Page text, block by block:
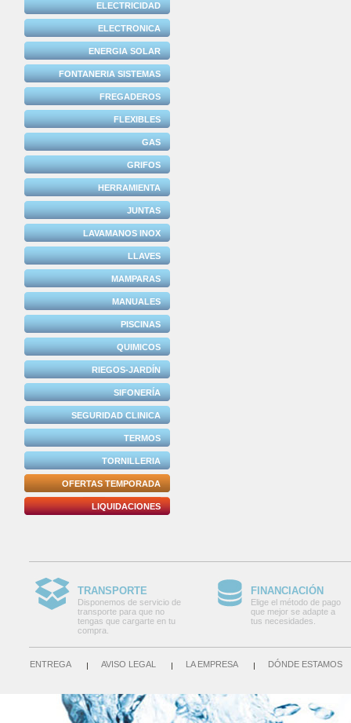
ELECTRICIDAD
ELECTRONICA
ENERGIA SOLAR
FONTANERIA SISTEMAS
FREGADEROS
FLEXIBLES
GAS
GRIFOS
HERRAMIENTA
JUNTAS
LAVAMANOS INOX
LLAVES
MAMPARAS
MANUALES
PISCINAS
QUIMICOS
RIEGOS-JARDÍN
SIFONERÍA
SEGURIDAD CLINICA
TERMOS
TORNILLERIA
OFERTAS TEMPORADA
LIQUIDACIONES
TRANSPORTE
Disponemos de servicio de
transporte para que no
tengas que cargarte en tu
compra.
FINANCIACIÓN
Elige el método de pago
que mejor se adapte a
tus necesidades.
ENTREGA AVISO LEGAL LA EMPRESA DÓNDE ESTAMOS